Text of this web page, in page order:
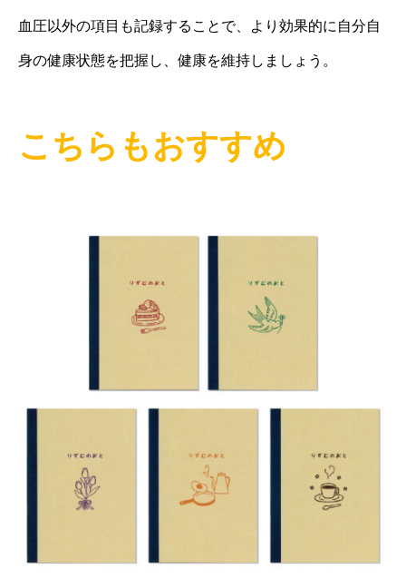
血圧以外の項目も記録することで、より効果的に自分自
身の健康状態を把握し、健康を維持しましょう。
こちらもおすすめ